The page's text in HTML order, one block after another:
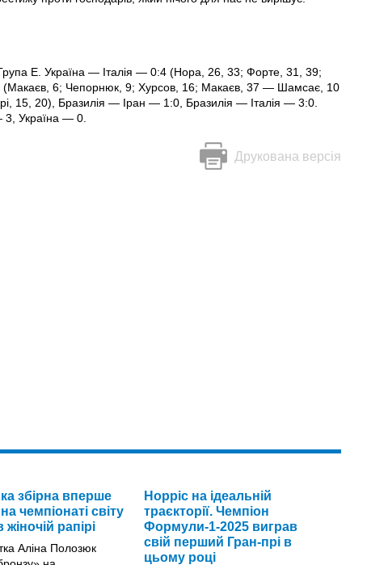
Е. Україна — Італія — 0:4 (Нора, 26, 33; Форте, 31, 39;
6; Чепорнюк, 9; Хурсов, 16; Макаєв, 37 — Шамсає, 10
15, 20), Бразилія — Іран — 1:0, Бразилія — Італія — 3:0.
3, Україна — 0.
Друкована версія
збірна вперше
чемпіонаті світу
рапірі
Норріс на ідеальній
траєкторії. Чемпіон
Формули-1-2025 виграв
свій перший Гран-прі в
цьому році